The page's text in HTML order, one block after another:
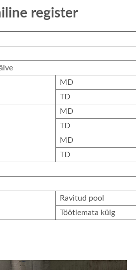
register
MD
TD
MD
TD
MD
TD
Ravitud pool
Töötlemata külg